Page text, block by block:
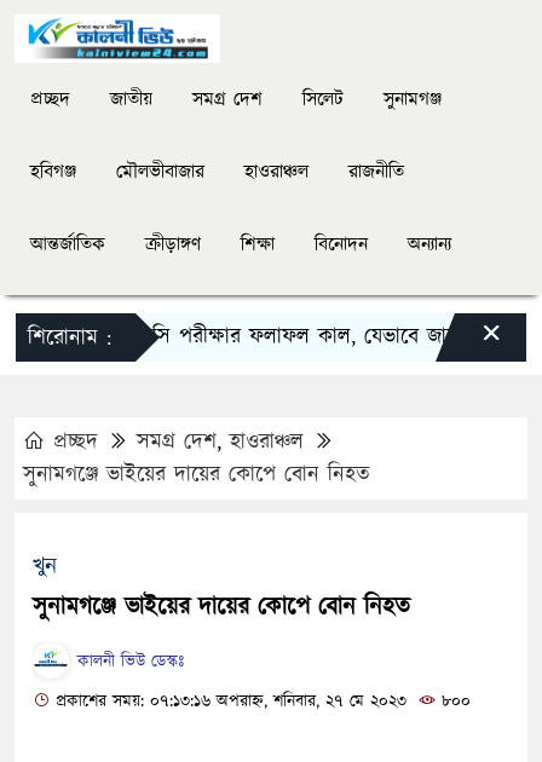
প্রচ্ছদ জাতীয় সমগ্র দেশ সিলেট সুনামগঞ্জ
হবিগঞ্জ মৌলভীবাজার হাওরাঞ্চল রাজনীতি
আন্তর্জাতিক ক্রীড়াঙ্গণ শিক্ষা বিনোদন অন্যান্য
শিরোনাম :
এসএসসি পরীক্ষার ফলাফল কাল, যেভাবে জানা যাবে ×
প্রচ্ছদ সমগ্র দেশ,হাওরাঞ্চল
সুনামগঞ্জে ভাইয়ের দায়ের কোপে বোন নিহত
খুন
সুনামগঞ্জে ভাইয়ের দায়ের কোপে বোন নিহত
কালনী ভিউ ডেস্কঃ
প্রকাশের সময়: ০৭:১৩:১৬ অপরাহ্ন, শনিবার, ২৭ মে ২০২৩
৮০০